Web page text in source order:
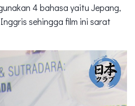
4 bahasa yaitu Jepang,
sehingga film ini sarat